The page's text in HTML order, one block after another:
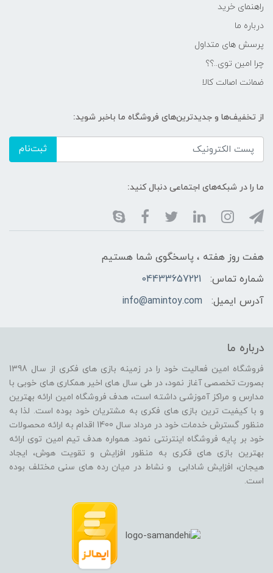
راهنمای خرید
درباره ما
پرسش های متداول
چرا امین توی..؟؟
ضمانت اصالت کالا
از تخفیف‌ها و جدیدترین‌های فروشگاه ما باخبر شوید:
ثبت‌نام
ما را در شبکه‌های اجتماعی دنبال کنید:
هفت روز هفته ، پاسخگوی شما هستیم
شماره تماس:
04433657221
آدرس ایمیل:
info@amintoy.com
درباره ما
فروشگاه امین فعالیت خود را در زمینه بازی های فکری از سال 1398
بصورت تخصصی آغاز نمود، در طی سال های اخیر همکاری های خوبی با
مدارس و مراکز آموزشی داشته است، هدف فروشگاه امین ارائه بهترین
و با کیفیت ترین بازی های فکری به مشتریان خود بوده است. لذا به
منظور گسترش خدمات خود در مرداد سال 1400 اقدام به ارائه محصولات
خود بر پایه فروشگاه اینترنتی نمود. همواره هدف تیم امین توی ارائه
بهترین بازی های فکری به منظور افزایش و تقویت هوش، ایجاد
هیجان، افزایش شادابی و نشاط در میان رده های سنی مختلف بوده
است.